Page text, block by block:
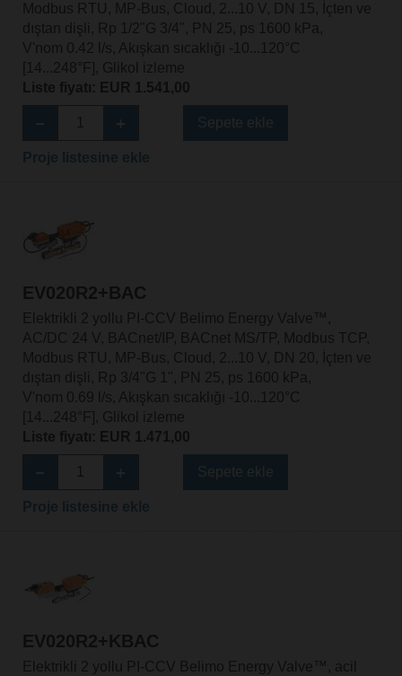
Modbus RTU, MP-Bus, Cloud, 2...10 V, DN 15, İçten ve
dıştan dişli, Rp 1/2"G 3/4", PN 25, ps 1600 kPa,
V'nom 0.42 l/s, Akışkan sıcaklığı -10...120°C
[14...248°F], Glikol izleme
Liste fiyatı: EUR 1.541,00
EV020R2+BAC
Elektrikli 2 yollu PI-CCV Belimo Energy Valve™,
AC/DC 24 V, BACnet/IP, BACnet MS/TP, Modbus TCP,
Modbus RTU, MP-Bus, Cloud, 2...10 V, DN 20, İçten ve
dıştan dişli, Rp 3/4"G 1", PN 25, ps 1600 kPa,
V'nom 0.69 l/s, Akışkan sıcaklığı -10...120°C
[14...248°F], Glikol izleme
Liste fiyatı: EUR 1.471,00
EV020R2+KBAC
Elektrikli 2 yollu PI-CCV Belimo Energy Valve™, acil